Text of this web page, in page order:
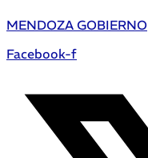
MENDOZA GOBIERNO
Facebook-f